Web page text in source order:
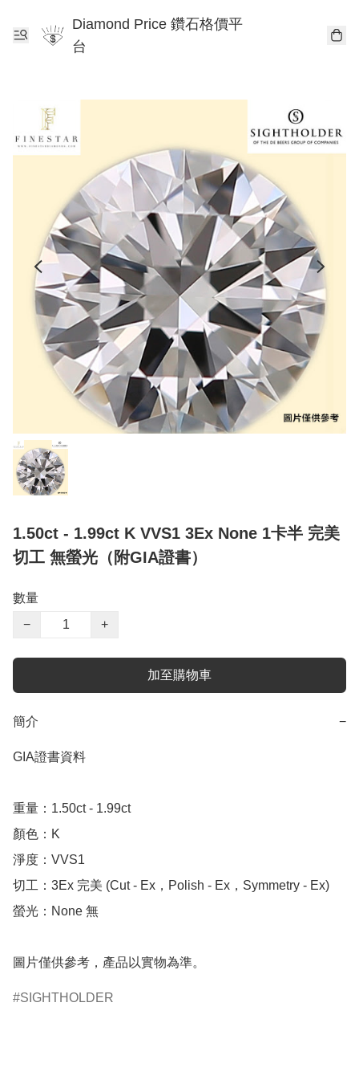
Diamond Price 鑽石格價平
台
1.50ct - 1.99ct K VVS1 3Ex None 1卡半 完美
切工 無螢光（附GIA證書）
數量
−
+
加至購物車
簡介 −
GIA證書資料
重量：1.50ct - 1.99ct
顏色：K
淨度：VVS1
切工：3Ex 完美 (Cut - Ex，Polish - Ex，Symmetry - Ex)
螢光：None 無
圖片僅供參考，產品以實物為準。
SIGHTHOLDER